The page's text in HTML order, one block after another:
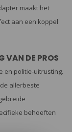
maakt het
aan een koppel
VAN DE PROS
en politie-uitrusting.
de allerbeste
behoeften